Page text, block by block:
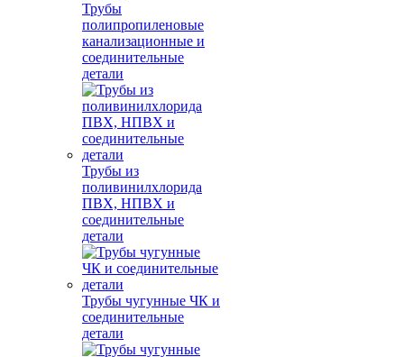
Трубы
полипропиленовые
канализационные и
соединительные
детали
Трубы из
поливинилхлорида
ПВХ, НПВХ и
соединительные
детали
Трубы чугунные ЧК и
соединительные
детали